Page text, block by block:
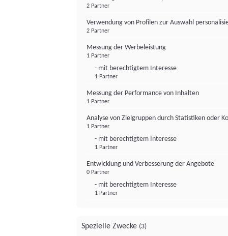
2 Partner
Verwendung von Profilen zur Auswahl
2 Partner
Messung der Werbeleistung
1 Partner
- mit berechtigtem Interesse
1 Partner
Messung der Performance von Inhalten
1 Partner
Analyse von Zielgruppen durch Statistiken oder
1 Partner
- mit berechtigtem Interesse
1 Partner
Entwicklung und Verbesserung der Angebote
0 Partner
- mit berechtigtem Interesse
1 Partner
Spezielle Zwecke (3)